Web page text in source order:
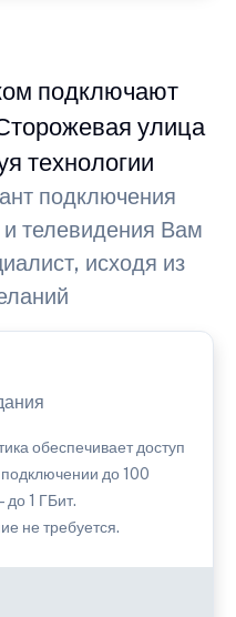
подключают
улица
технологии
подключения
телевидения Вам
исходя из
обеспечивает доступ
до 100
1 ГБит.
не требуется.